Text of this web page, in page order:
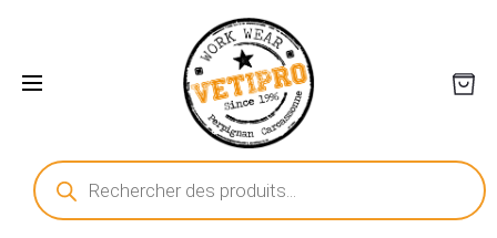
Recherche
de
produits